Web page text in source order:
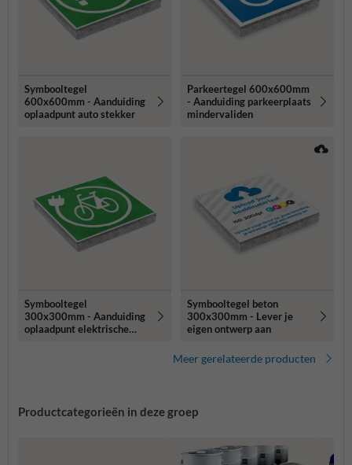
Symbooltegel
600x600mm - Aanduiding
oplaadpunt auto stekker
Parkeertegel 600x600mm
- Aanduiding parkeerplaats
mindervaliden
Symbooltegel
300x300mm - Aanduiding
oplaadpunt elektrische
Symbooltegel beton
300x300mm - Lever je
eigen ontwerp aan
Meer gerelateerde producten
Productcategorieën in deze groep